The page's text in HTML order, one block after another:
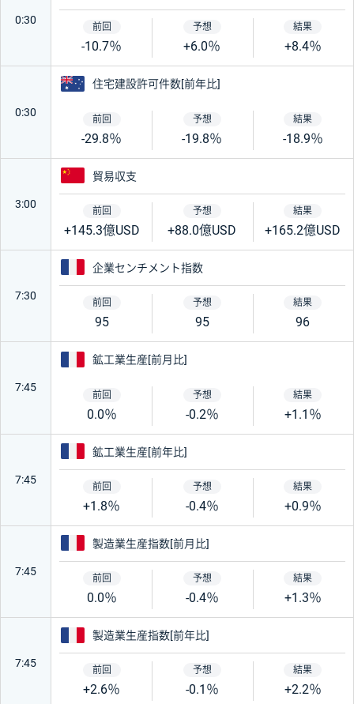
0:30
-10.7％ +6.0％ +8.4％
0:30
オーストラリア
住宅建設許可件数[前年比]
-29.8％ -19.8％ -18.9％
3:00
中国
貿易収支
+145.3億USD +88.0億USD +165.2億USD
7:30
フランス
企業センチメント指数
95 95 96
7:45
フランス
鉱工業生産[前月比]
0.0％ -0.2％ +1.1％
7:45
フランス
鉱工業生産[前年比]
+1.8％ -0.4％ +0.9％
7:45
フランス
製造業生産指数[前月比]
0.0％ -0.4％ +1.3％
7:45
フランス
製造業生産指数[前年比]
+2.6％ -0.1％ +2.2％